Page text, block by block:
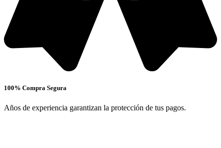
100% Compra Segura
Años de experiencia garantizan la protección de tus pagos.